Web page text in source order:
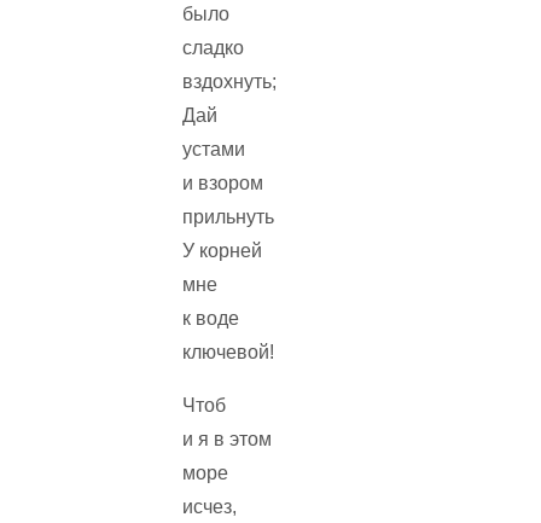
было
сладко
вздохнуть;
Дай
устами
и взором
прильнуть
У корней
мне
к воде
ключевой!
Чтоб
и я в этом
море
исчез,